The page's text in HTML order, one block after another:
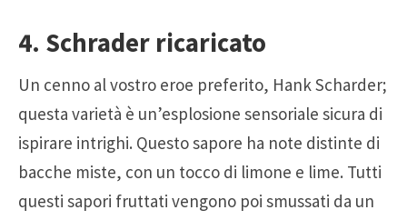
4. Schrader ricaricato
Un cenno al vostro eroe preferito, Hank Scharder;
questa varietà è un’esplosione sensoriale sicura di
ispirare intrighi. Questo sapore ha note distinte di
bacche miste, con un tocco di limone e lime. Tutti
questi sapori fruttati vengono poi smussati da un